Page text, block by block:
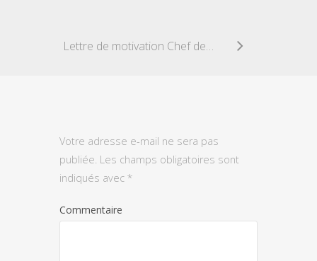
Lettre de motivation Chef de cuisine
Votre adresse e-mail ne sera pas
publiée. Les champs obligatoires sont
indiqués avec *
Commentaire